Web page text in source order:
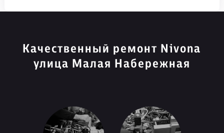
Качественный ремонт Nivona
улица Малая Набережная